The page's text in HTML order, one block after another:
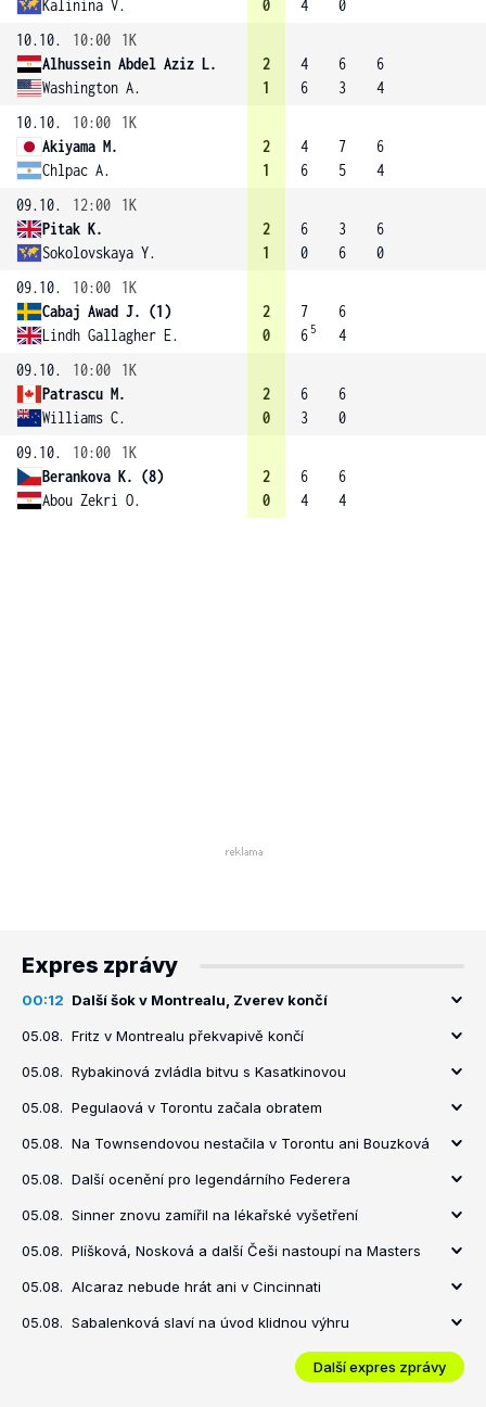
Kalinina V. 0 4
0
10.10.
10:00
1K
Alhussein Abdel Aziz L.
Washington A.
2
1
4
6
6
3
6
4
10.10.
10:00
1K
Akiyama M.
Chlpac A.
2
1
4
6
7
5
6
4
09.10.
12:00
1K
Pitak K.
Sokolovskaya Y.
2
1
6
0
3
6
6
0
09.10.
10:00
1K
Cabaj Awad J. (1)
Lindh Gallagher E.
2
0
7
6 5
6
4
09.10.
10:00
1K
Patrascu M.
Williams C.
2
0
6
3
6
0
09.10.
10:00
1K
Berankova K. (8)
Abou Zekri O.
2
0
6
4
6
4
Expres zprávy
00:12 Další šok v Montrealu, Zverev končí
05.08. Fritz v Montrealu překvapivě končí
05.08. Rybakinová zvládla bitvu s Kasatkinovou
05.08. Pegulaová v Torontu začala obratem
05.08. Na Townsendovou nestačila v Torontu ani Bouzková
05.08. Další ocenění pro legendárního Federera
05.08. Sinner znovu zamířil na lékařské vyšetření
05.08. Plíšková, Nosková a další Češi nastoupí na Masters
05.08. Alcaraz nebude hrát ani v Cincinnati
05.08. Sabalenková slaví na úvod klidnou výhru
Další expres zprávy